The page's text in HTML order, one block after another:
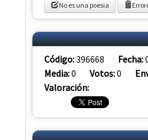
No es una poesia
Código:396668 Fecha:
Media:0 Votos:0
Valoración: